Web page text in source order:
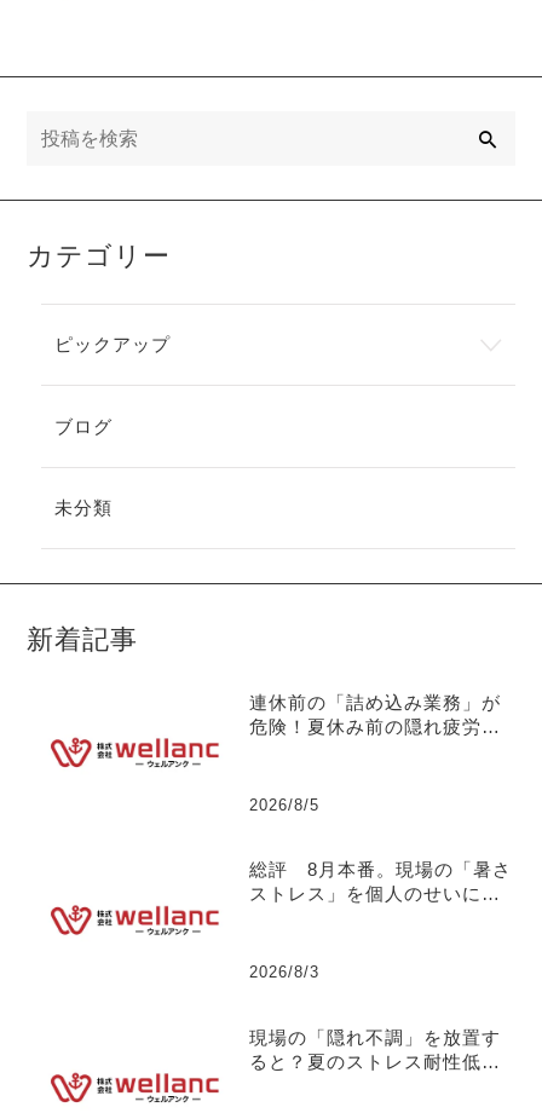
カテゴリー
ピックアップ
ブログ
未分類
新着記事
連休前の「詰め込み業務」が
危険！夏休み前の隠れ疲労と
言】No.132
2026/8/5
総評 8月本番。現場の「暑さ
ストレス」を個人のせいにし
2026/8/3
現場の「隠れ不調」を放置す
ると？夏のストレス耐性低下